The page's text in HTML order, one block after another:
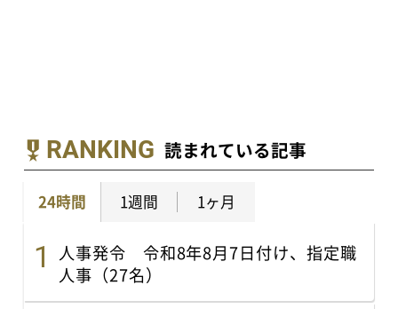
RANKING 読まれている記事
24時間 1週間 1ヶ月
人事発令 令和8年8月7日付け、指定職
人事（27名）